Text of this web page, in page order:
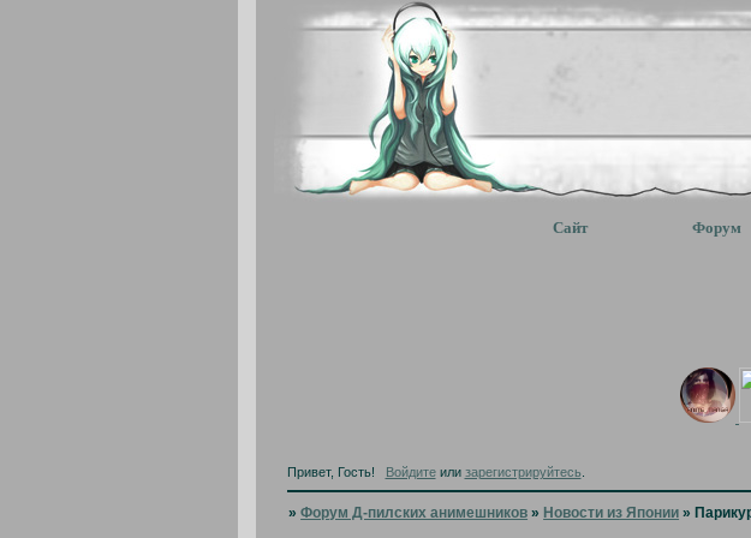
Сайт Форум
Привет, Гость! Войдитеили зарегистрируйтесь
»Форум Д-пилских анимешников » Новости из Японии »